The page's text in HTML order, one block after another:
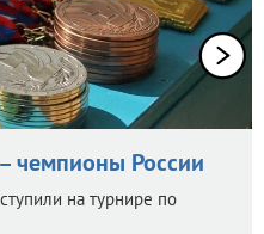
чемпионы России
на турнире по